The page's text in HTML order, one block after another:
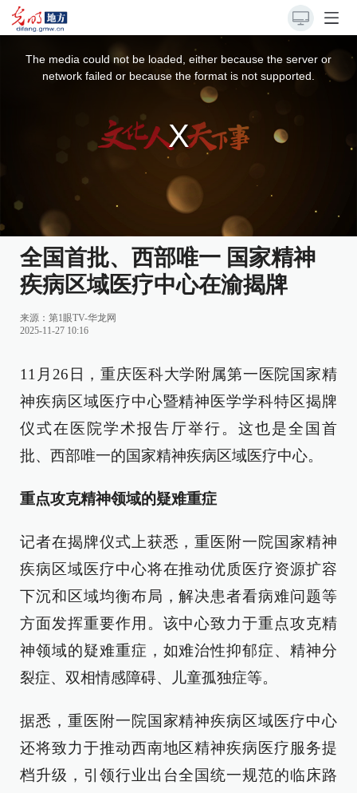
The media could not be loaded, either because the server or
network failed or because the format is not supported.
全国首批、西部唯一 国家精神
疾病区域医疗中心在渝揭牌
来源： 第1眼TV-华龙网
2025-11-27 10:16
11月26日，重庆医科大学附属第一医院国家精
神疾病区域医疗中心暨精神医学学科特区揭牌
仪式在医院学术报告厅举行。这也是全国首
批、西部唯一的国家精神疾病区域医疗中心。
重点攻克精神领域的疑难重症
记者在揭牌仪式上获悉，重医附一院国家精神
疾病区域医疗中心将在推动优质医疗资源扩容
下沉和区域均衡布局，解决患者看病难问题等
方面发挥重要作用。该中心致力于重点攻克精
神领域的疑难重症，如难治性抑郁症、精神分
裂症、双相情感障碍、儿童孤独症等。
据悉，重医附一院国家精神疾病区域医疗中心
还将致力于推动西南地区精神疾病医疗服务提
档升级，引领行业出台全国统一规范的临床路